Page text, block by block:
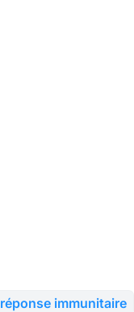
réponse immunitaire